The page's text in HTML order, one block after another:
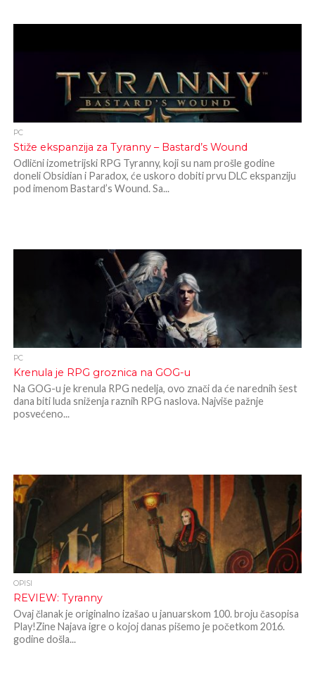
PC
Stiže ekspanzija za Tyranny – Bastard’s Wound
Odlični izometrijski RPG Tyranny, koji su nam prošle godine
doneli Obsidian i Paradox, će uskoro dobiti prvu DLC ekspanziju
pod imenom Bastard’s Wound. Sa...
PC
Krenula je RPG groznica na GOG-u
Na GOG-u je krenula RPG nedelja, ovo znači da će narednih šest
dana biti luda sniženja raznih RPG naslova. Najviše pažnje
posvećeno...
OPISI
REVIEW: Tyranny
Ovaj članak je originalno izašao u januarskom 100. broju časopisa
Play!Zine Najava igre o kojoj danas pišemo je početkom 2016.
godine došla...